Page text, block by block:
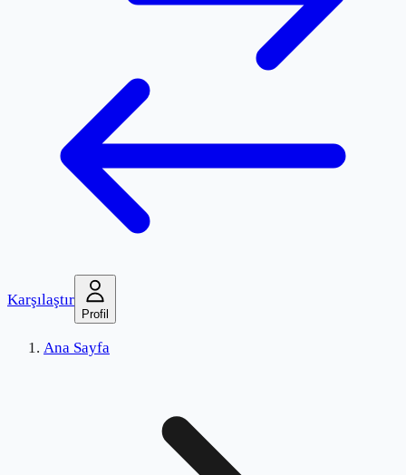
Karşılaştır
Profil
Ana Sayfa